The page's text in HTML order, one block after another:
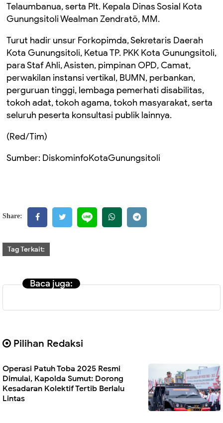
Telaumbanua, serta Plt. Kepala Dinas Sosial Kota
Gunungsitoli Wealman Zendratö, MM.
Turut hadir unsur Forkopimda, Sekretaris Daerah
Kota Gunungsitoli, Ketua TP. PKK Kota Gunungsitoli,
para Staf Ahli, Asisten, pimpinan OPD, Camat,
perwakilan instansi vertikal, BUMN, perbankan,
perguruan tinggi, lembaga pemerhati disabilitas,
tokoh adat, tokoh agama, tokoh masyarakat, serta
seluruh peserta konsultasi publik lainnya.
(Red/Tim)
Sumber: DiskominfoKotaGunungsitoli
Share:
Tag Terkait:
Baca juga:
Pilihan Redaksi
Operasi Patuh Toba 2025 Resmi
Dimulai, Kapolda Sumut: Dorong
Kesadaran Kolektif Tertib Berlalu
Lintas